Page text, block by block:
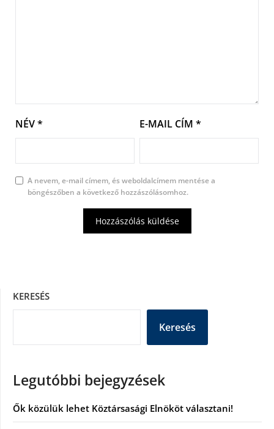
NÉV* E-MAIL CÍM *
A nevem, e-mail címem, és weboldalcímem mentése a
böngészőben a következő hozzászólásomhoz.
KERESÉS
Keresés
Legutóbbi bejegyzések
Ők közülük lehet Köztársasági Elnököt választani!